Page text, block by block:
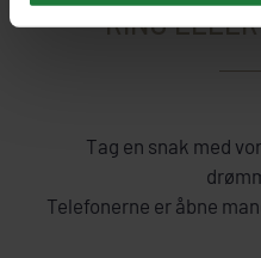
RING
Tag en snak med
Telefonerne er åbne